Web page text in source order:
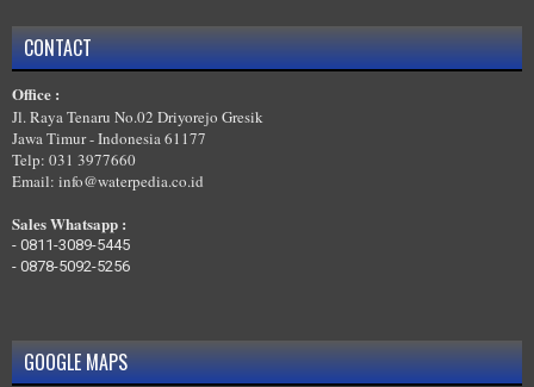
MELAYANI TRAINING DESAIN IPAL,WWTP,STP DI PESISIR BARAT
MELAYANI TRAINING DESAIN IPAL,WWTP,STP DI PESAWARAN
CONTACT
Office :
Jl. Raya Tenaru No.02 Driyorejo Gresik
Jawa Timur - Indonesia 61177
Telp: 031 3977660
Email: info@waterpedia.co.id
Sales Whatsapp :
- 0811-3089-5445
- 0878-5092-5256
GOOGLE MAPS